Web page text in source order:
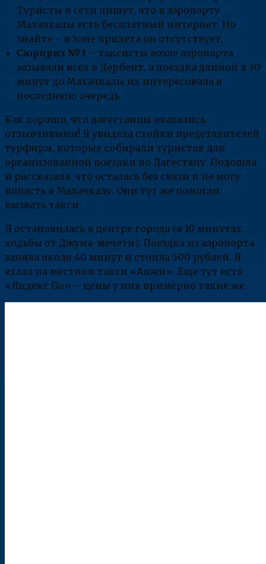
Туристы в сети пишут, что в аэропорту
Махачкалы есть бесплатный интернет. Но
знайте – в зоне прилета он отсутствует.
Сюрприз №3 – таксисты возле аэропорта
зазывали всех в Дербент, а поездка длиной в 30
минут до Махачкалы их интересовала в
последнюю очередь.
Как хорошо, что дагестанцы оказались
отзывчивыми! Я увидела стойки представителей
турфирм, которые собирали туристов для
организованной поездки по Дагестану. Подошла
и рассказала, что осталась без связи и не могу
попасть в Махачкалу. Они тут же помогли
вызвать такси.
Я остановилась в центре города (в 10 минутах
ходьбы от Джума-мечети). Поездка из аэропорта
заняла около 40 минут и стоила 500 рублей. Я
ехала на местном такси «Анжи». Еще тут есть
«Яндекс.Go» – цены у них примерно такие же.